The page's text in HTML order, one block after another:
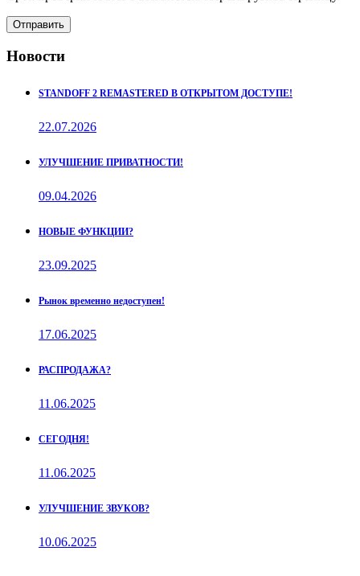
Отправить
Новости
STANDOFF 2 REMASTERED В ОТКРЫТОМ ДОСТУПЕ!
22.07.2026
УЛУЧШЕНИЕ ПРИВАТНОСТИ!
09.04.2026
НОВЫЕ ФУНКЦИИ?
23.09.2025
Рынок временно недоступен!
17.06.2025
РАСПРОДАЖА?
11.06.2025
СЕГОДНЯ!
11.06.2025
УЛУЧШЕНИЕ ЗВУКОВ?
10.06.2025